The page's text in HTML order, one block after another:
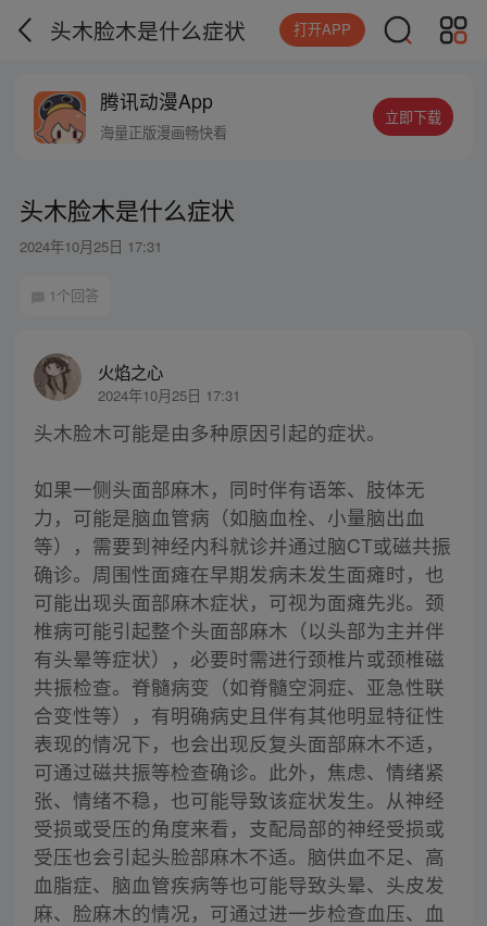
头木脸木是什么症状 打开APP
腾讯动漫App
海量正版漫画畅快看
立即下载
头木脸木是什么症状
2024年10月25日 17:31
1个回答
火焰之心
2024年10月25日 17:31
头木脸木可能是由多种原因引起的症状。
如果一侧头面部麻木，同时伴有语笨、肢体无
力，可能是脑血管病（如脑血栓、小量脑出血
等），需要到神经内科就诊并通过脑CT或磁共振
确诊。周围性面瘫在早期发病未发生面瘫时，也
可能出现头面部麻木症状，可视为面瘫先兆。颈
椎病可能引起整个头面部麻木（以头部为主并伴
有头晕等症状），必要时需进行颈椎片或颈椎磁
共振检查。脊髓病变（如脊髓空洞症、亚急性联
合变性等），有明确病史且伴有其他明显特征性
表现的情况下，也会出现反复头面部麻木不适，
可通过磁共振等检查确诊。此外，焦虑、情绪紧
张、情绪不稳，也可能导致该症状发生。从神经
受损或受压的角度来看，支配局部的神经受损或
受压也会引起头脸部麻木不适。脑供血不足、高
血脂症、脑血管疾病等也可能导致头晕、头皮发
麻、脸麻木的情况，可通过进一步检查血压、血